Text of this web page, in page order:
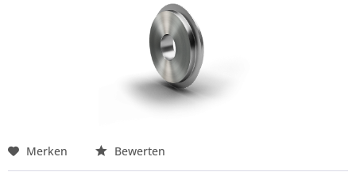
Merken Bewerten